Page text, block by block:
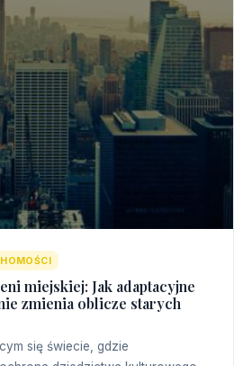
miejskiej: Jak adaptacyjne
zmienia oblicze starych
się świecie, gdzie